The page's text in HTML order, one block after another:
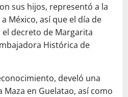
sus hijos, representó a la
México, así que el día de
decreto de Margarita
Histórica de
develó una
en Guelatao, así como